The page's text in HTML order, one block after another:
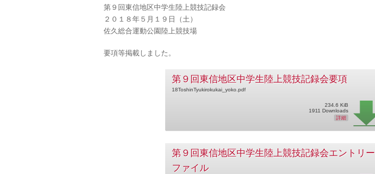
第９回東信地区中学生陸上競技記録会
２０１８年５月１９日（土）
佐久総合運動公園陸上競技場
要項等掲載しました。
第９回東信地区中学生陸上競技記録会要項
18ToshinTyukirokukai_yoko.pdf
234.6 KiB
1911 Downloads
詳細
第９回東信地区中学生陸上競技記録会エントリー
ファイル